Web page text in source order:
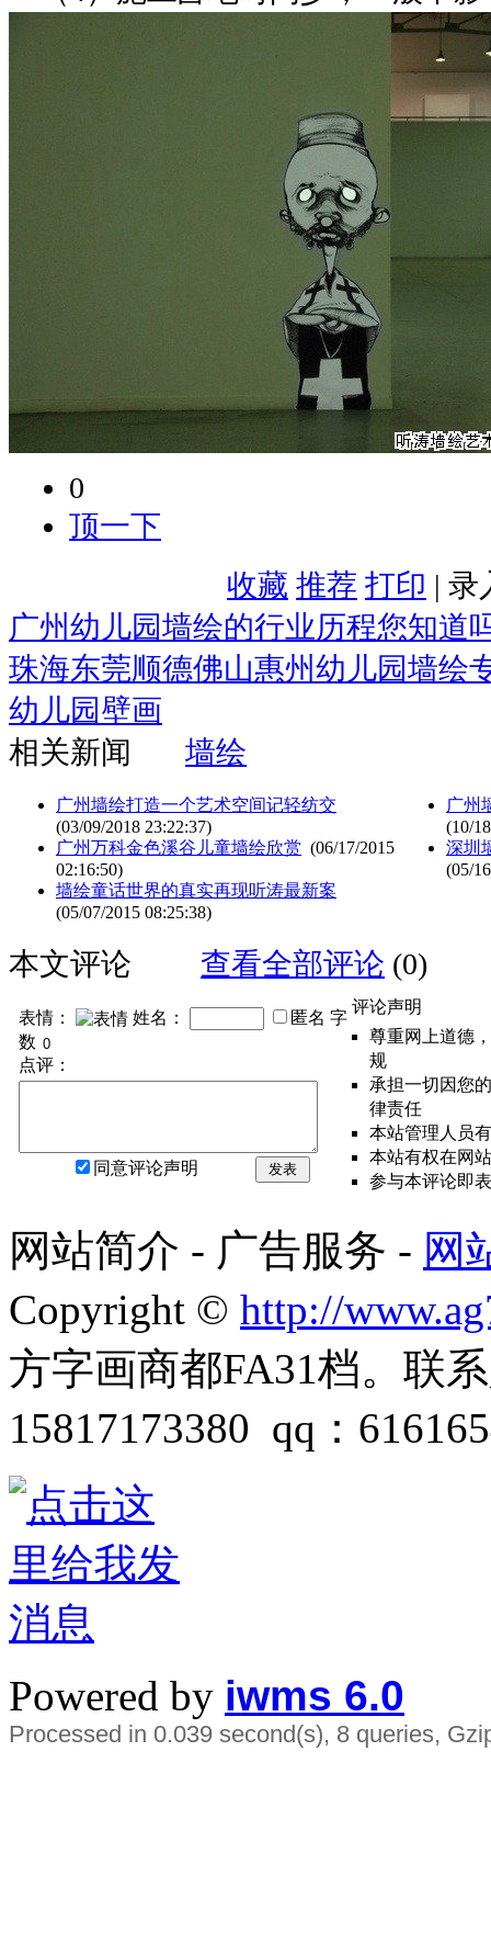
0
顶一下
收藏 推荐 打印 | 录
广州幼儿园墙绘的行业历程您知道
珠海东莞顺德佛山惠州幼儿园墙绘
幼儿园壁画
相关新闻
墙绘
广州墙绘打造一个艺术空间记轻纺交
(03/09/2018 23:22:37)
广州万科金色溪谷儿童墙绘欣赏 (06/17/2015
02:16:50)
墙绘童话世界的真实再现听涛最新案
(05/07/2015 08:25:38)
广州
(10/
深圳
(05/
本文评论 查看全部评论 (0)
表情： 姓名： 匿名 字
数
点评：
同意评论声明 发表
评论声明
尊重网上道德
规
承担一切因您
律责任
本站管理人员
本站有权在网
参与本评论即
网站简介 - 广告服务 - 网
Copyright © http://
方字画商都FA31档。联
15817173380 qq：
Powered by iwms 6.0
Processed in 0.039 second(s), 8 queries,